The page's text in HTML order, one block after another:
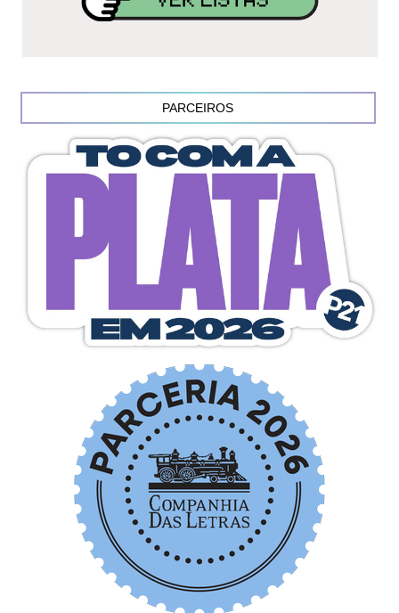
PARCEIROS